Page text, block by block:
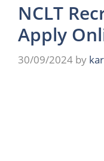
NCLT
Apply
30/09/2024 by